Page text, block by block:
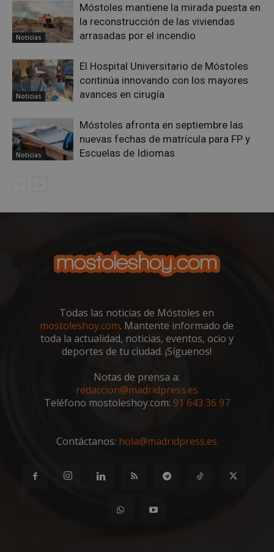
Noticias
Móstoles mantiene la mirada puesta en
la reconstrucción de las viviendas
arrasadas por el incendio
Noticias
El Hospital Universitario de Móstoles
continúa innovando con los mayores
avances en cirugía
Noticias
Móstoles afronta en septiembre las
nuevas fechas de matrícula para FP y
Escuelas de Idiomas
Todas las noticias de Móstoles en
mostoleshoy.com. Mantente informado de
toda la actualidad, noticias, eventos, ocio y
deportes de tu ciudad. ¡Síguenos!
Notas de prensa a:
redaccion@madridpress.es
Teléfono mostoleshoy.com: 91 643 36 97
Contáctanos: hola@madridpress.es
CookieScriptConsent
CookieScript
mostoleshoy.com
4 semanas